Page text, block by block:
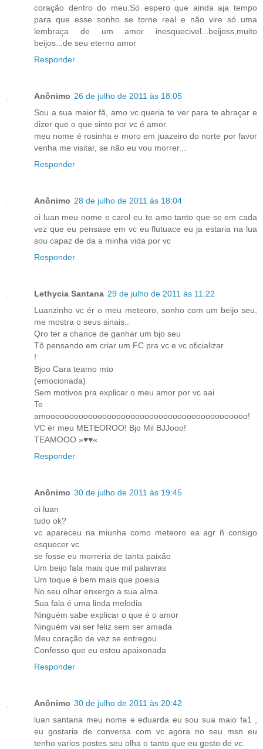
coração dentro do meu.Só espero que ainda aja tempo
para que esse sonho se torne real e não vire só uma
lembraça de um amor inesquecivel...beijoss,muito
beijos...de seu eterno amor
Responder
Anônimo 26 de julho de 2011 às 18:05
Sou a sua maior fã, amo vc queria te ver para te abraçar e
dizer que o que sinto por vc é amor.
meu nome é rosinha e moro em juazeiro do norte por favor
venha me visitar, se não eu vou morrer...
Responder
Anônimo 28 de julho de 2011 às 18:04
oi luan meu nome e carol eu te amo tanto que se em cada
vez que eu pensase em vc eu flutuace eu ja estaria na lua
sou capaz de da a minha vida por vc
Responder
Lethycia Santana 29 de julho de 2011 às 11:22
Luanzinho vc ér o meu meteoro, sonho com um beijo seu,
me mostra o seus sinais..
Qro ter a chance de ganhar um bjo seu
Tô pensando em criar um FC pra vc e vc oficializar
!
Bjoo Cara teamo mto
(emocionada)
Sem motivos pra explicar o meu amor por vc aai
Te
amooooooooooooooooooooooooooooooooooooooooooo!
VC ér meu METEOROO! Bjo Mil BJJooo!
TEAMOOO »♥♥«
Responder
Anônimo 30 de julho de 2011 às 19:45
oi luan
tudo ok?
vc apareceu na miunha como meteoro ea agr ñ consigo
esquecer vc
se fosse eu morreria de tanta paixão
Um beijo fala mais que mil palavras
Um toque é bem mais que poesia
No seu olhar enxergo a sua alma
Sua fala é uma linda melodia
Ninguém sabe explicar o que é o amor
Ninguém vai ser feliz sem ser amada
Meu coração de vez se entregou
Confesso que eu estou apaixonada
Responder
Anônimo 30 de julho de 2011 às 20:42
luan santana meu nome e eduarda eu sou sua maio fa1 ,
eu gostaria de conversa com vc agora no seu msn eu
tenho varios postes seu olha o tanto que eu gosto de vc.